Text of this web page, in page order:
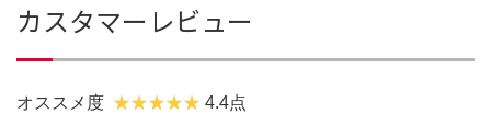
カスタマーレビュー
オススメ度 4.4点